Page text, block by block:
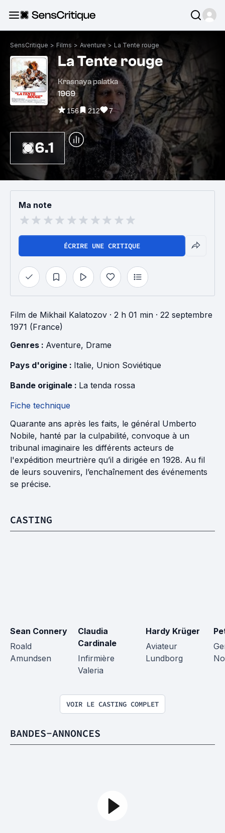
SensCritique > Films > Aventure > La Tente rouge
La Tente rouge
Krasnaya palatka
1969
156 212 7
6.1
Ma note
ÉCRIRE UNE CRITIQUE
Film de Mikhail Kalatozov · 2 h 01 min · 22 septembre
1971 (France)
Genres : Aventure, Drame
Pays d'origine : Italie, Union Soviétique
Bande originale : La tenda rossa
Fiche technique
Quarante ans après les faits, le général Umberto
Nobile, hanté par la culpabilité, convoque à un
tribunal imaginaire les différents acteurs de
l'expédition meurtrière qu’il a dirigée en 1928. Au fil
de leurs souvenirs, l’enchaînement des événements
se précise.
CASTING
Sean Connery
Roald
Amundsen
Claudia
Cardinale
Infirmière
Valeria
Hardy Krüger
Aviateur
Lundborg
VOIR LE CASTING COMPLET
BANDES-ANNONCES